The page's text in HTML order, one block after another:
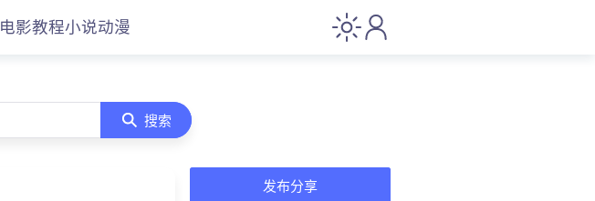
电影教程小说动漫
搜索
发布分享